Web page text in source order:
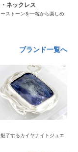
ネックレス
ストーンを一粒から楽しめ
ブランド一覧へ
了するカイヤナイトジュエ